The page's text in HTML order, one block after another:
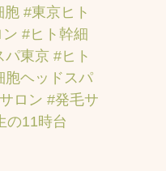
胞 #東京ヒト
#ヒト幹細
パ東京 #ヒト
胞ヘッドスパ
ロン #発毛サ
の11時台